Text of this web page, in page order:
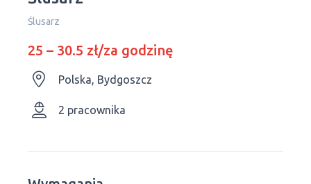
Ślusarz
25 – 30.5 zł/za godzinę
Polska, Bydgoszcz
2 pracownika